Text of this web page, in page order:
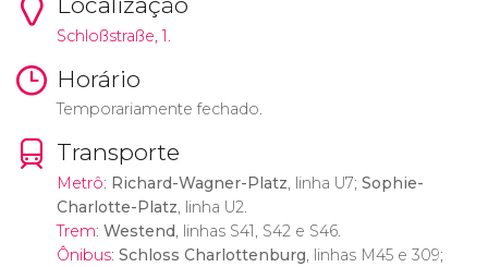
Schloßstraße, 1.
Horário
Temporariamente fechado.
Transporte
Metrô: Richard-Wagner-Platz, linha U7; Sophie-
Charlotte-Platz, linha U2.
Trem: Westend, linhas S41, S42 e S46.
Ônibus: Schloss Charlottenburg, linhas M45 e 309;